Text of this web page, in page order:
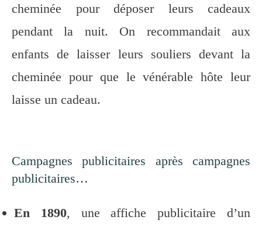
cheminée pour déposer leurs cadeaux
pendant la nuit. On recommandait aux
enfants de laisser leurs souliers devant la
cheminée pour que le vénérable hôte leur
laisse un cadeau.
Campagnes publicitaires après campagnes
publicitaires…
En 1890, une affiche publicitaire d’un